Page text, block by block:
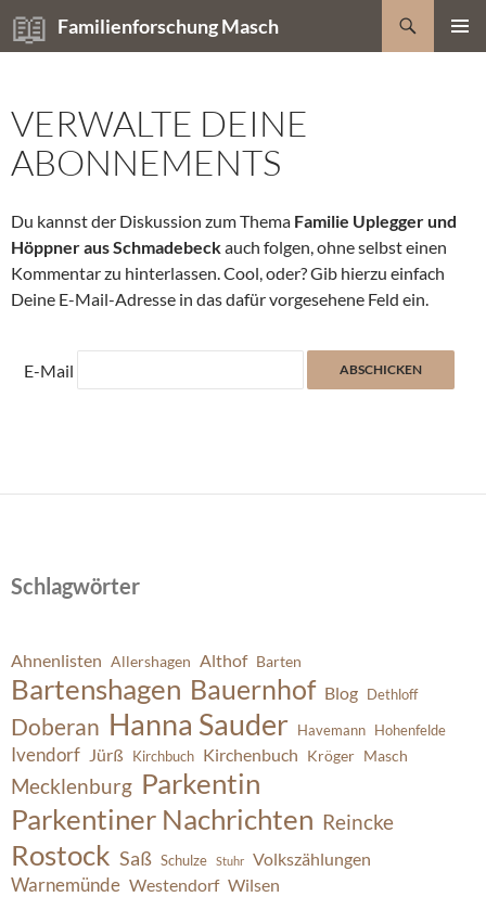
Zum
Inhalt
Familienforschung Masch
Suchen
VERWALTE DEINE
ABONNEMENTS
Du kannst der Diskussion zum Thema Familie Uplegger und
Höppner aus Schmadebeckauch folgen, ohne selbst einen
Kommentar zu hinterlassen. Cool, oder? Gib hierzu einfach
Deine E-Mail-Adresse in das dafür vorgesehene Feld ein.
E-Mail
Schlagwörter
Ahnenlisten Allershagen Althof Barten
Bartenshagen Bauernhof Blog Dethloff
Doberan Hanna Sauder Havemann Hohenfelde
Ivendorf Jürß Kirchbuch Kirchenbuch Kröger Masch
Mecklenburg Parkentin
Parkentiner Nachrichten Reincke
Rostock Saß Schulze Stuhr Volkszählungen
Warnemünde Westendorf Wilsen